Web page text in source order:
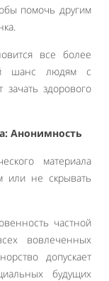
помочь другим
все более
шанс людям с
зачать здорового
Анонимность
материала
или не скрывать
частной
вовлеченных
допускает
будущих